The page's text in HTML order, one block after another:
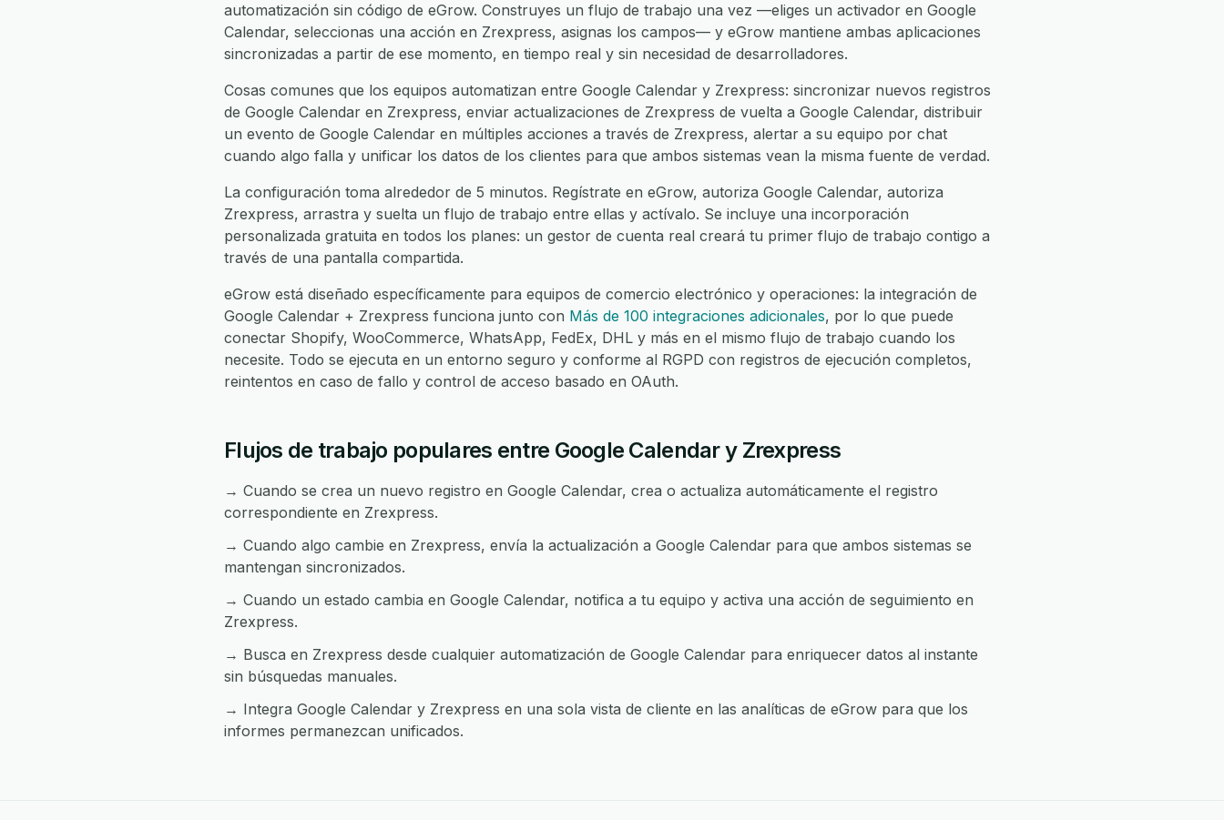
automatización sin código de eGrow. Construyes un flujo de trabajo una vez —eliges un activador en Google
Calendar, seleccionas una acción en Zrexpress, asignas los campos— y eGrow mantiene ambas aplicaciones
sincronizadas a partir de ese momento, en tiempo real y sin necesidad de desarrolladores.
Cosas comunes que los equipos automatizan entre Google Calendar y Zrexpress: sincronizar nuevos registros
de Google Calendar en Zrexpress, enviar actualizaciones de Zrexpress de vuelta a Google Calendar, distribuir
un evento de Google Calendar en múltiples acciones a través de Zrexpress, alertar a su equipo por chat
cuando algo falla y unificar los datos de los clientes para que ambos sistemas vean la misma fuente de verdad.
La configuración toma alrededor de 5 minutos. Regístrate en eGrow, autoriza Google Calendar, autoriza
Zrexpress, arrastra y suelta un flujo de trabajo entre ellas y actívalo. Se incluye una incorporación
personalizada gratuita en todos los planes: un gestor de cuenta real creará tu primer flujo de trabajo contigo a
través de una pantalla compartida.
eGrow está diseñado específicamente para equipos de comercio electrónico y operaciones: la integración de
Google Calendar + Zrexpress funciona junto con Más de 100 integraciones adicionales, por lo que puede
conectar Shopify, WooCommerce, WhatsApp, FedEx, DHL y más en el mismo flujo de trabajo cuando los
necesite. Todo se ejecuta en un entorno seguro y conforme al RGPD con registros de ejecución completos,
reintentos en caso de fallo y control de acceso basado en OAuth.
Flujos de trabajo populares entre Google Calendar y Zrexpress
→ Cuando se crea un nuevo registro en Google Calendar, crea o actualiza automáticamente el registro
correspondiente en Zrexpress.
→ Cuando algo cambie en Zrexpress, envía la actualización a Google Calendar para que ambos sistemas se
mantengan sincronizados.
→ Cuando un estado cambia en Google Calendar, notifica a tu equipo y activa una acción de seguimiento en
Zrexpress.
→ Busca en Zrexpress desde cualquier automatización de Google Calendar para enriquecer datos al instante
sin búsquedas manuales.
→ Integra Google Calendar y Zrexpress en una sola vista de cliente en las analíticas de eGrow para que los
informes permanezcan unificados.